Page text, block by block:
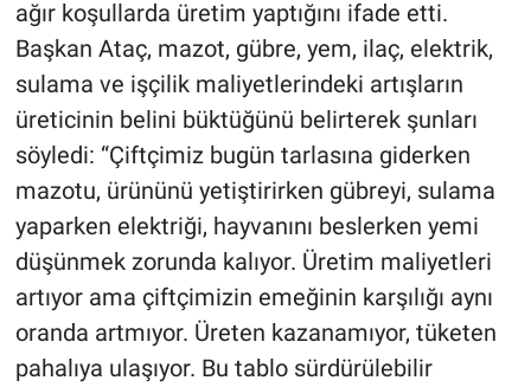
ağır koşullarda üretim yaptığını ifade etti.
Başkan Ataç, mazot, gübre, yem, ilaç, elektrik,
sulama ve işçilik maliyetlerindeki artışların
üreticinin belini büktüğünü belirterek şunları
söyledi: “Çiftçimiz bugün tarlasına giderken
mazotu, ürününü yetiştirirken gübreyi, sulama
yaparken elektriği, hayvanını beslerken yemi
düşünmek zorunda kalıyor. Üretim maliyetleri
artıyor ama çiftçimizin emeğinin karşılığı aynı
oranda artmıyor. Üreten kazanamıyor, tüketen
pahalıya ulaşıyor. Bu tablo sürdürülebilir